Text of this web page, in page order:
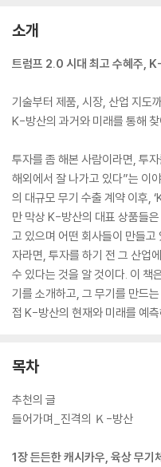
소개
트럼프 2.0 시대 최고 수혜주,
기술부터 제품, 시장, 산업 지도
K-방산의 과거와 미래를 통해
투자를 좀 해본 사람이라면, 투
해외에서 잘 나가고 있다”는 이
의 대규모 무기 수출 계약 이후,
만 막상 K-방산의 대표 상품들
고 있으며 어떤 회사들이 만들
자라면, 투자를 하기 전 그 산업
수 있다는 것을 알 것이다. 이 책
기를 소개하고, 그 무기를 만드
접 K-방산의 현재와 미래를 예
목차
추천의 글
들어가며_진격의 Ｋ-방산
1장 든든한 캐시카우, 육상 무기